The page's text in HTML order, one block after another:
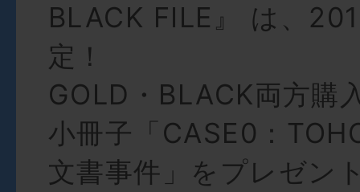
BLACK FILE』 は、
定！
GOLD・BLACK両方購
小冊子「CASE0：
文書事件」をプレゼン